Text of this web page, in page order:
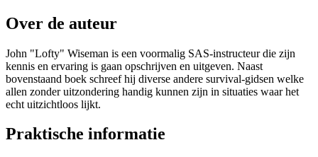
Over de auteur
John "Lofty" Wiseman is een voormalig SAS-instructeur die zijn
kennis en ervaring is gaan opschrijven en uitgeven. Naast
bovenstaand boek schreef hij diverse andere survival-gidsen welke
allen zonder uitzondering handig kunnen zijn in situaties waar het
echt uitzichtloos lijkt.
Praktische informatie